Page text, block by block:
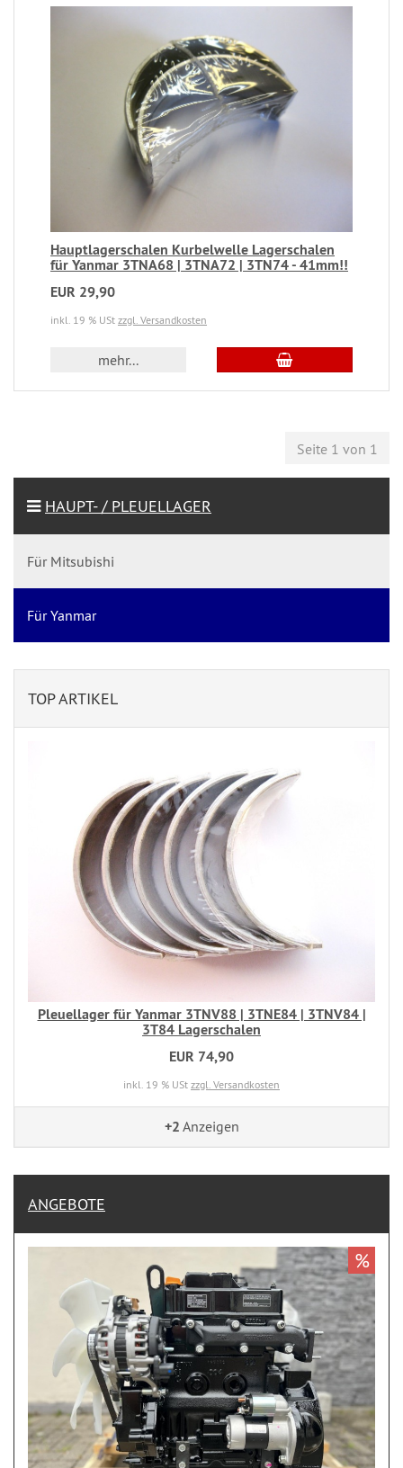
Hauptlagerschalen Kurbelwelle Lagerschalen
für Yanmar 3TNA68 | 3TNA72 | 3TN74 - 41mm!!
EUR 29,90
inkl. 19 % USt zzgl. Versandkosten
mehr...
Seite 1 von 1
HAUPT- / PLEUELLAGER
Für Mitsubishi
Für Yanmar
TOP ARTIKEL
Pleuellager für Yanmar 3TNV88 | 3TNE84 | 3TNV84 |
3T84 Lagerschalen
EUR 74,90
inkl. 19 % USt zzgl. Versandkosten
+2 Anzeigen
ANGEBOTE
%